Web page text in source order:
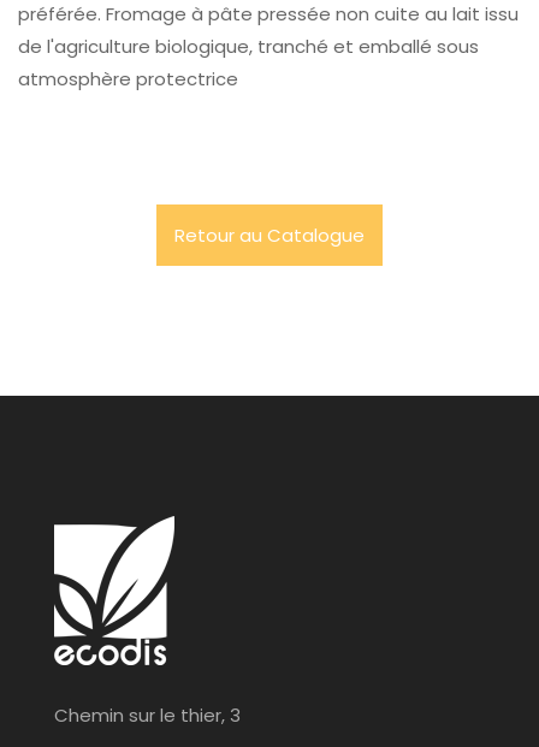
préférée. Fromage à pâte pressée non cuite au lait issu
de l'agriculture biologique, tranché et emballé sous
atmosphère protectrice
Retour au Catalogue
Chemin sur le thier, 3